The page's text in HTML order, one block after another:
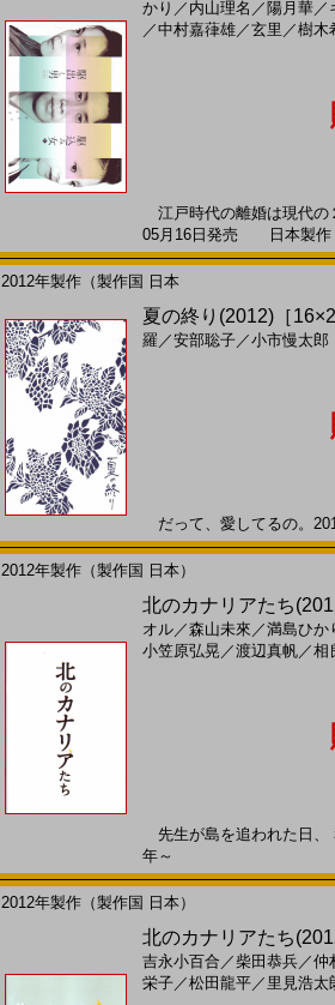
かり ／ 内山理名 ／ 陽月華／
／中村嘉葎雄／玄里 ／樹木
江戸時代の離婚は現代の
05月16日発売 日本製作
2012年製作（製作国 日本
夏の終り(2012)［
羅 ／安部聡子／小市慢太郎
だって、愛してるの。
2012年製作（製作国 日本）
北のカナリアたち
オル／森山未來 ／満島ひか
小笠原弘晃／渡辺真帆／相
先生が島を追われた日
年～
2012年製作（製作国 日本）
北のカナリアたち
吉永小百合 ／柴田恭兵／仲
栄子／松田龍平／ 里見浩太